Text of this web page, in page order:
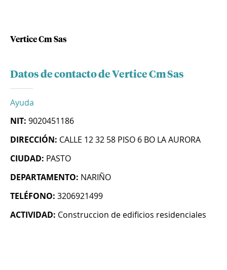
Vertice Cm Sas
Datos de contacto de Vertice Cm Sas
Ayuda
NIT: 9020451186
DIRECCIÓN: CALLE 12 32 58 PISO 6 BO LA AURORA
CIUDAD: PASTO
DEPARTAMENTO: NARIÑO
TELÉFONO: 3206921499
ACTIVIDAD: Construccion de edificios residenciales